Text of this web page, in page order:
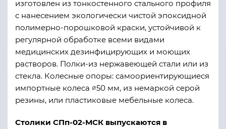
изготовлен из тонкостенного стального профиля
с нанесением экологически чистой эпоксидной
полимерно-порошковой краски, устойчивой к
регулярной обработке всеми видами
медицинских дезинфицирующих и моющих
растворов. Полки-из нержавеющей стали или из
стекла. Колесные опоры: самоориентирующиеся
импортные колеса ∅50 мм, из немаркой серой
резины, или пластиковые мебельные колеса.
Столики СПп-02-МСК выпускаются в